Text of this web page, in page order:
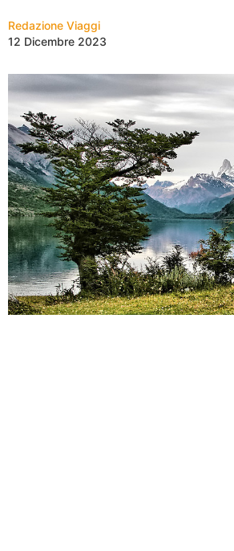
Redazione Viaggi
12 Dicembre 2023